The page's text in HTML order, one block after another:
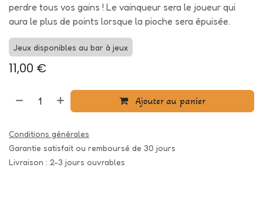
perdre tous vos gains ! Le vainqueur sera le joueur qui
aura le plus de points lorsque la pioche sera épuisée.
Jeux disponibles au bar à jeux
11,00 €
Ajouter au panier
Conditions générales
Garantie satisfait ou remboursé de 30 jours
Livraison : 2-3 jours ouvrables